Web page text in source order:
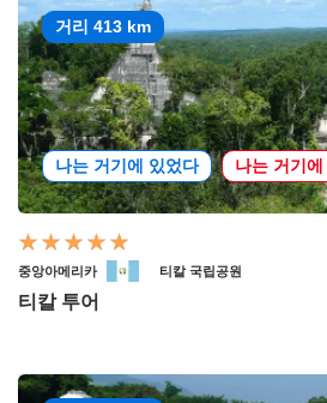
거리 413 km
나는 거기에 있었다 나는 거기
중앙아메리카 티칼 국립공원
티칼 투어